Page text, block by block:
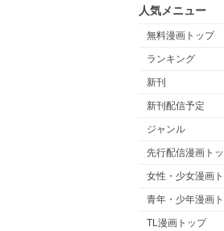
人気メニュー
無料漫画トップ
ランキング
新刊
新刊配信予定
ジャンル
先行配信漫画ト
女性・少女漫画
青年・少年漫画
TL漫画トップ